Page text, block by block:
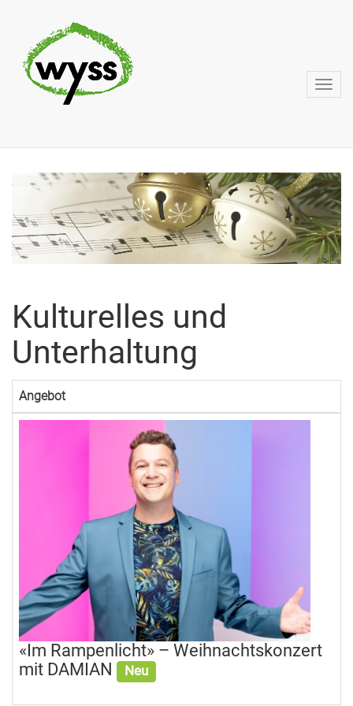
Kulturelles und
Unterhaltung
Angebot
«Im Rampenlicht» – Weihnachtskonzert
mit DAMIAN
Neu